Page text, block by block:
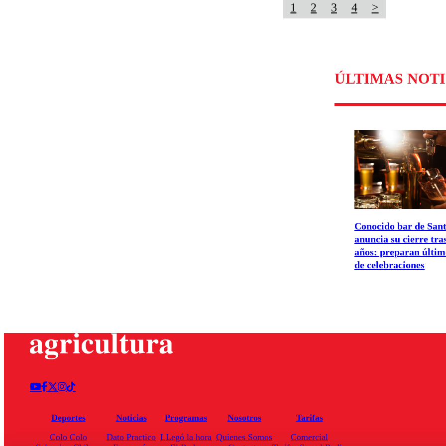
1 2 3 4 >
ÚLTIMAS
Conocido bar de
anuncia su cierre
años: preparan
de celebraciones
Deportes
Colo Colo
Noticias
Dato Practico
Programas
LLegó la hora
Nosotros
Quienes Somos
Tarifas
Comercial